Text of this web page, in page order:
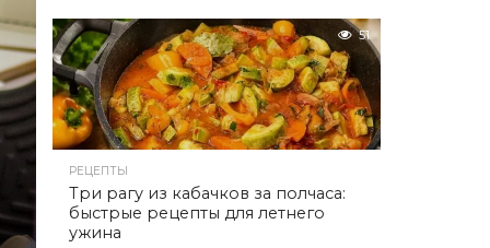
51
РЕЦЕПТЫ
Три рагу из кабачков за полчаса:
быстрые рецепты для летнего
ужина